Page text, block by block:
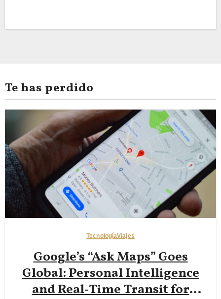
Te has perdido
TecnologíaViajes
Google’s “Ask Maps” Goes
Global: Personal Intelligence
and Real‑Time Transit for